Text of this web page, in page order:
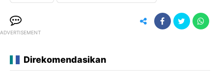
ADVERTISEMENT
Direkomendasikan